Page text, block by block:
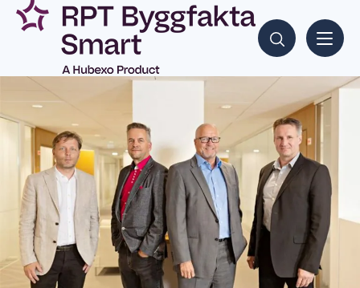
Siirry
sisältöön
Hae sisältöjä